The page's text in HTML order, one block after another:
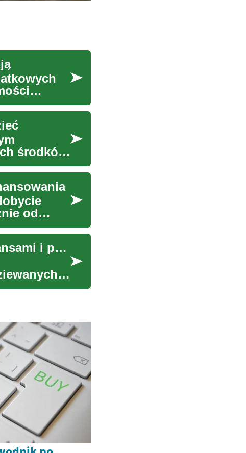
środków
od
Pożyczki osobiste: Jak mądrze zarządzać finansami i poprawić swoją zdolność kredytową